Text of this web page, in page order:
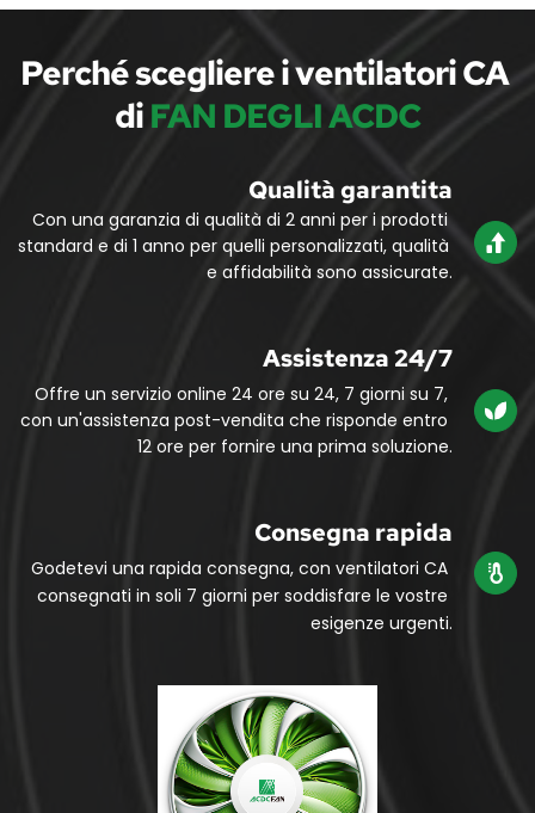
Perché scegliere i ventilatori CA
diFAN DEGLI ACDC
Qualità garantita
Con una garanzia di qualità di 2 anni per i prodotti
standard e di 1 anno per quelli personalizzati, qualità
e affidabilità sono assicurate.
Assistenza 24/7
Offre un servizio online 24 ore su 24, 7 giorni su 7,
con un'assistenza post-vendita che risponde entro
12 ore per fornire una prima soluzione.
Consegna rapida
Godetevi una rapida consegna, con ventilatori CA
consegnati in soli 7 giorni per soddisfare le vostre
esigenze urgenti.